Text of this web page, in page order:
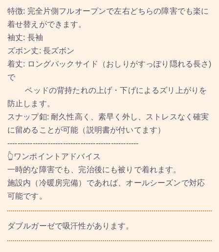
特徴: 完全片側フルオープンで左右どちらの障害でも楽に
着せ替えができます。
袖丈: 長袖
ズボン丈: 長ズボン
着丈: ロングバックサイド（おしりがすっぽり隠れる長さ)
で
ベッドの背持たれの上げ・下げによるズリ上がりを
防止します。
スナップ釦: 耐久性高く、素早く外し、ストレスなく確実
に留めることが可能（説明書が付いてます）
----------------------------------------------------
👆ワンポイントアドバイス
一時的な障害でも、完治後にも被りで着れます。
施設内（冷暖房完備）であれば、オールシーズンで対応
可能です。
ダブルガーゼで吸汗性があります。